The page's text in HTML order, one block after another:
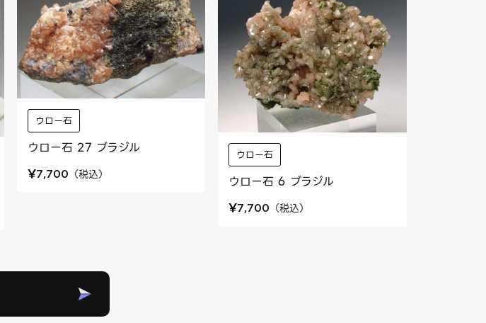
ウロー石
ウロー石 27 ブラジル
¥7,700 （税込）
ウロー石
ウロー石 6 ブラジル
¥7,700 （税込）